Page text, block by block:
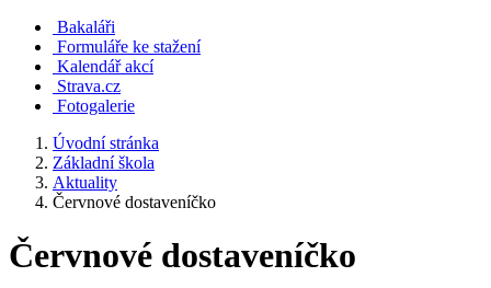
Bakaláři
Formuláře ke stažení
Kalendář akcí
Strava.cz
Fotogalerie
Úvodní stránka
Základní škola
Aktuality
Červnové dostaveníčko
Červnové dostaveníčko